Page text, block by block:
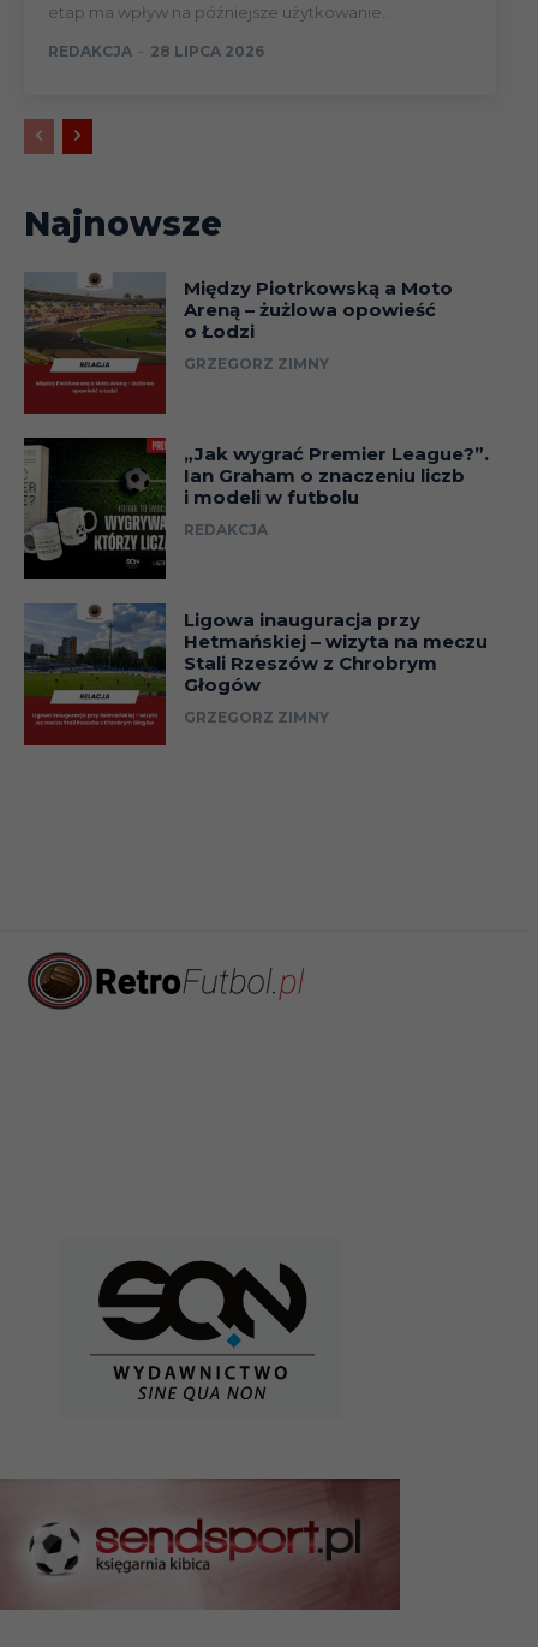
etap ma wpływ na późniejsze użytkowanie...
REDAKCJA - 28 LIPCA 2026
Najnowsze
Między Piotrkowską a Moto
Areną – żużlowa opowieść
o Łodzi
GRZEGORZ ZIMNY
„Jak wygrać Premier League?”.
Ian Graham o znaczeniu liczb
i modeli w futbolu
REDAKCJA
Ligowa inauguracja przy
Hetmańskiej – wizyta na meczu
Stali Rzeszów z Chrobrym
Głogów
GRZEGORZ ZIMNY